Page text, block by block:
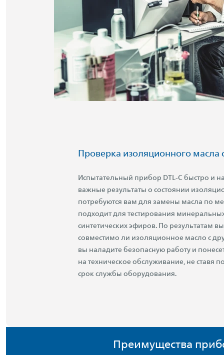
Проверка изоляционного
Испытательный прибор DTL-C быстро и
важные результаты о состоянии
потребуются вам для замены масла по
подходит для тестирования
синтетических эфиров. По результатам
совместимо ли изоляционное масло с
вы наладите безопасную работу и
на техническое обслуживание, не ставя
срок службы оборудования.
Преимущества